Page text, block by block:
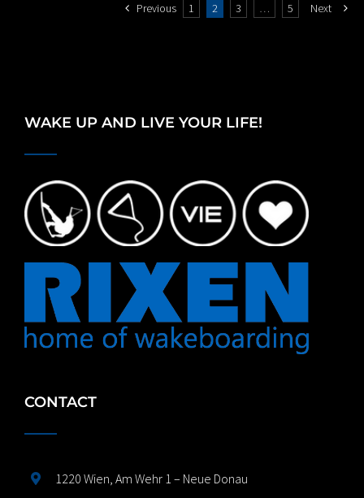
Previous 1 2 3 … 5 Next
WAKE UP AND LIVE YOUR LIFE!
CONTACT
1220 Wien, Am Wehr 1 – Neue Donau